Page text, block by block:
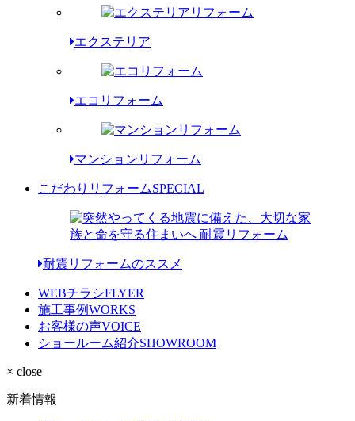
エクステリア
エコリフォーム
マンションリフォーム
こだわりリフォームSPECIAL
耐震リフォームのススメ
WEBチラシFLYER
施工事例WORKS
お客様の声VOICE
ショールーム紹介SHOWROOM
× close
新着情報